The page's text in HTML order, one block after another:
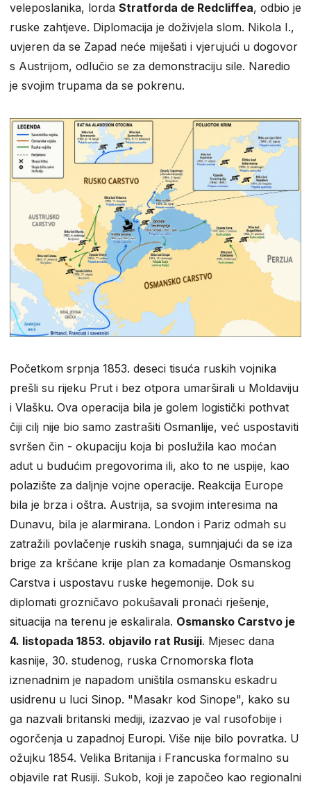
veleposlanika, lorda Stratforda de Redcliffea, odbio je
ruske zahtjeve. Diplomacija je doživjela slom. Nikola I.,
uvjeren da se Zapad neće miješati i vjerujući u dogovor
s Austrijom, odlučio se za demonstraciju sile. Naredio
je svojim trupama da se pokrenu.
Početkom srpnja 1853. deseci tisuća ruskih vojnika
prešli su rijeku Prut i bez otpora umarširali u Moldaviju
i Vlašku. Ova operacija bila je golem logistički pothvat
čiji cilj nije bio samo zastrašiti Osmanlije, već uspostaviti
svršen čin - okupaciju koja bi poslužila kao moćan
adut u budućim pregovorima ili, ako to ne uspije, kao
polazište za daljnje vojne operacije. Reakcija Europe
bila je brza i oštra. Austrija, sa svojim interesima na
Dunavu, bila je alarmirana. London i Pariz odmah su
zatražili povlačenje ruskih snaga, sumnjajući da se iza
brige za kršćane krije plan za komadanje Osmanskog
Carstva i uspostavu ruske hegemonije. Dok su
diplomati grozničavo pokušavali pronaći rješenje,
situacija na terenu je eskalirala. Osmansko Carstvo je
4. listopada 1853. objavilo rat Rusiji. Mjesec dana
kasnije, 30. studenog, ruska Crnomorska flota
iznenadnim je napadom uništila osmansku eskadru
usidrenu u luci Sinop. "Masakr kod Sinope", kako su
ga nazvali britanski mediji, izazvao je val rusofobije i
ogorčenja u zapadnoj Europi. Više nije bilo povratka. U
ožujku 1854. Velika Britanija i Francuska formalno su
objavile rat Rusiji. Sukob, koji je započeo kao regionalni